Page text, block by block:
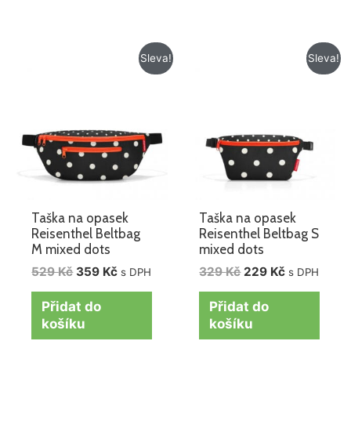
Sleva!
Taška na opasek
Reisenthel Beltbag
M mixed dots
529Kč 359 Kč
Aktuální
cena
s DPH
Přidat do
košíku
Sleva!
Taška na opasek
Reisenthel Beltbag S
mixed dots
329Kč 229 Kč
Aktuální
cena
s DPH
Přidat do
košíku